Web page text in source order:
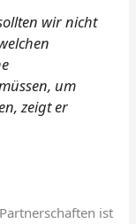
wir nicht
um
zeigt er
ist